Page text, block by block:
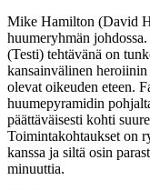
Mike Hamilton (David
huumeryhmän
(Testi) tehtävänä on
kansainvälinen heroiinin
olevat oikeuden eteen.
huumepyramidin
päättäväisesti kohti
Toimintakohtaukset on
kanssa ja siltä osin
minuuttia.